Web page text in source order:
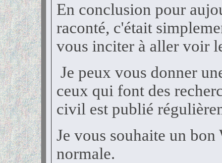
En conclusion pour
raconté, c'était
vous inciter à aller voir
Je peux vous donner
ceux qui font des
civil est publié
Je vous souhaite un
normale.